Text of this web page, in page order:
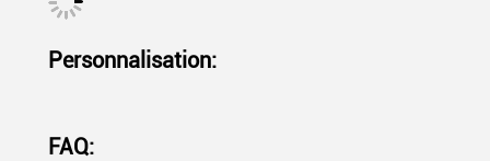
Personnalisation:
FAQ: